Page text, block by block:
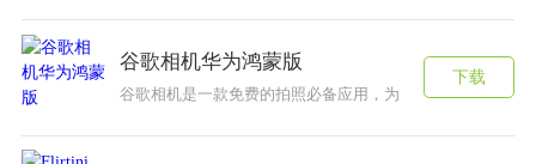
谷歌相机华为鸿蒙版
谷歌相机是一款免费的拍照必备应用，为您轻松提供多种
下载